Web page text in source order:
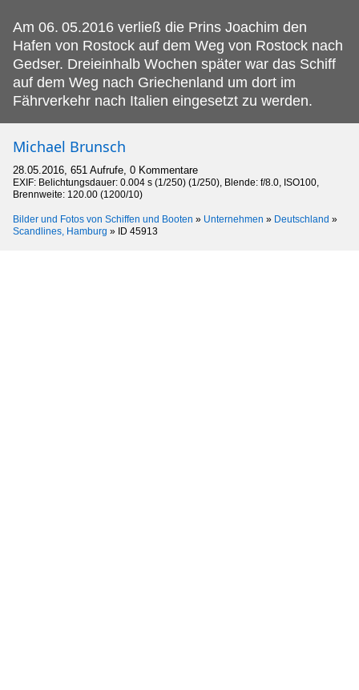
Am 06. 05.2016 verließ die Prins Joachim den
Hafen von Rostock auf dem Weg von Rostock nach
Gedser. Dreieinhalb Wochen später war das Schiff
auf dem Weg nach Griechenland um dort im
Fährverkehr nach Italien eingesetzt zu werden.
Michael Brunsch
28.05.2016, 651 Aufrufe, 0 Kommentare
EXIF: Belichtungsdauer: 0.004 s (1/250) (1/250), Blende: f/8.0, ISO100,
Brennweite: 120.00 (1200/10)
Bilder und Fotos von Schiffen und Booten » Unternehmen » Deutschland »
Scandlines, Hamburg » ID 45913